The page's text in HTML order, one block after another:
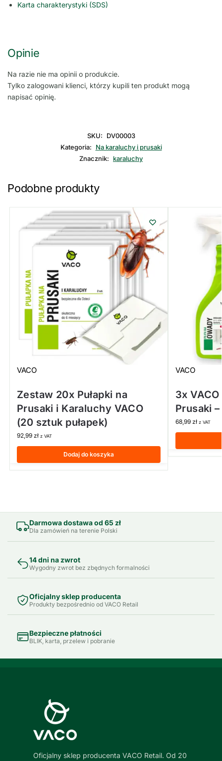
Karta charakterystyki (SDS)
Opinie
Na razie nie ma opinii o produkcie.
Tylko zalogowani klienci, którzy kupili ten produkt mogą
napisać opinię.
SKU:
DV00003
Kategoria:
Na karaluchy i prusaki
Znacznik:
karaluchy
Podobne produkty
VACO
Zestaw 20x Pułapki na
Prusaki i Karaluchy VACO
(20 sztuk pułapek)
92,99 zł z VAT
Dodaj do koszyka
VACO
3x
Prusaki
68,99 zł z VAT
Darmowa dostawa od 65 zł
Dla zamówień na terenie Polski
14 dni na zwrot
Wygodny zwrot bez zbędnych formalności
Oficjalny sklep producenta
Produkty bezpośrednio od VACO Retail
Bezpieczne płatności
BLIK, karta, przelew i pobranie
Oficjalny sklep producenta VACO Retail. Od 20